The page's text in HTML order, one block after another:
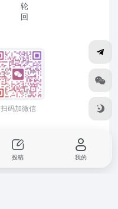
轮
回
扫码加微信
投稿 我的